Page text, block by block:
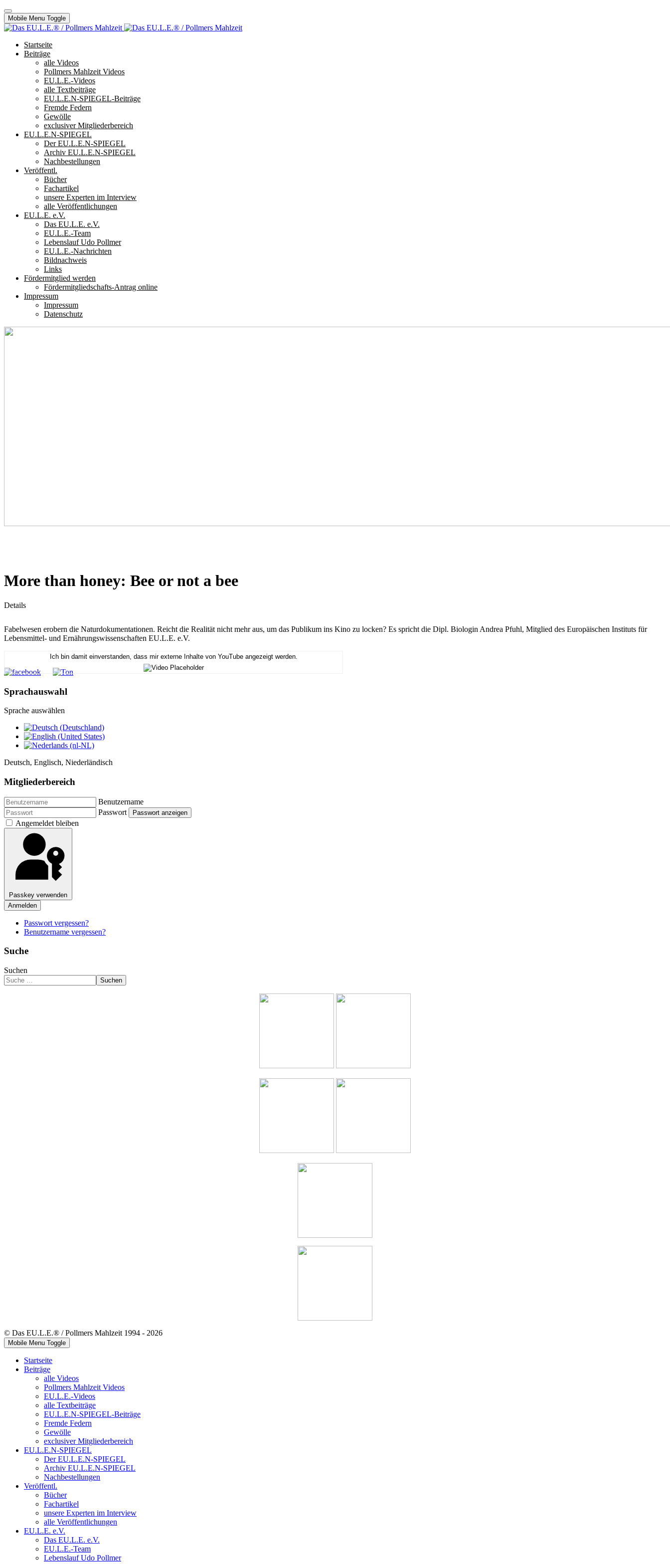
Mobile Menu Toggle
Startseite
Beiträge
alle Videos
Pollmers Mahlzeit Videos
EU.L.E.-Videos
alle Textbeiträge
EU.L.E.N-SPIEGEL-Beiträge
Fremde Federn
Gewölle
exclusiver Mitgliederbereich
EU.L.E.N-SPIEGEL
Der EU.L.E.N-SPIEGEL
Archiv EU.L.E.N-SPIEGEL
Nachbestellungen
Veröffentl.
Bücher
Fachartikel
unsere Experten im Interview
alle Veröffentlichungen
EU.L.E. e.V.
Das EU.L.E. e.V.
EU.L.E.-Team
Lebenslauf Udo Pollmer
EU.L.E.-Nachrichten
Bildnachweis
Links
Fördermitglied werden
Fördermitgliedschafts-Antrag online
Impressum
Impressum
Datenschutz
More than honey: Bee or not a bee
Details
Fabelwesen erobern die Naturdokumentationen. Reicht die Realität nicht mehr aus, um das Publikum ins Kino zu locken? Es spricht die Dipl. Biologin Andrea Pfuhl, Mitglied des Europäischen Instituts für
Lebensmittel- und Ernährungswissenschaften EU.L.E. e.V.
Ich bin damit einverstanden, dass mir externe Inhalte von YouTube angezeigt werden.
Sprachauswahl
Sprache auswählen
Deutsch, Englisch, Niederländisch
Mitgliederbereich
Benutzername
Passwort
Passwort anzeigen
Angemeldet bleiben
Passkey verwenden
Anmelden
Passwort vergessen?
Benutzername vergessen?
Suche
Suchen
Suchen
© Das EU.L.E.® / Pollmers Mahlzeit 1994 - 2026
Mobile Menu Toggle
Startseite
Beiträge
alle Videos
Pollmers Mahlzeit Videos
EU.L.E.-Videos
alle Textbeiträge
EU.L.E.N-SPIEGEL-Beiträge
Fremde Federn
Gewölle
exclusiver Mitgliederbereich
EU.L.E.N-SPIEGEL
Der EU.L.E.N-SPIEGEL
Archiv EU.L.E.N-SPIEGEL
Nachbestellungen
Veröffentl.
Bücher
Fachartikel
unsere Experten im Interview
alle Veröffentlichungen
EU.L.E. e.V.
Das EU.L.E. e.V.
EU.L.E.-Team
Lebenslauf Udo Pollmer